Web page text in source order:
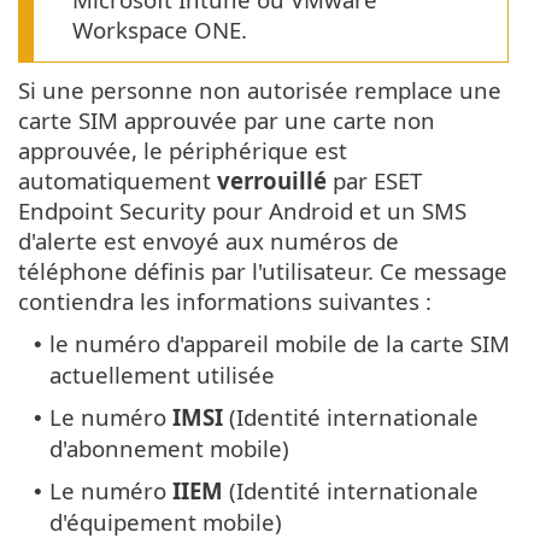
Workspace ONE.
Si une personne non autorisée remplace une
carte SIM approuvée par une carte non
approuvée, le périphérique est
automatiquement verrouillé par ESET
Endpoint Security pour Android et un SMS
d'alerte est envoyé aux numéros de
téléphone définis par l'utilisateur. Ce message
contiendra les informations suivantes :
• le numéro d'appareil mobile de la carte SIM
actuellement utilisée
• Le numéro IMSI (Identité internationale
d'abonnement mobile)
• Le numéro IIEM (Identité internationale
d'équipement mobile)